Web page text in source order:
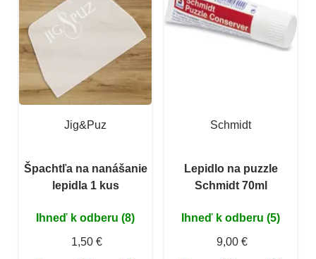
Jig&Puz
Špachtľa na nanášanie
lepidla 1 kus
Ihneď k odberu (8)
1,50 €
Schmidt
Lepidlo na puzzle
Schmidt 70ml
Ihneď k odberu (5)
9,00 €